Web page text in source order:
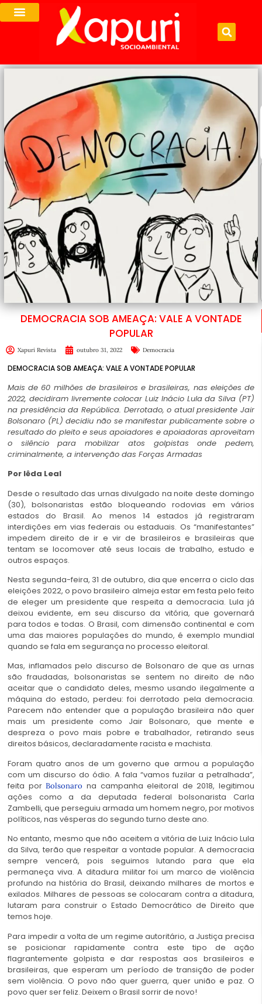
DEMOCRACIA SOB AMEAÇA: VALE A VONTADE
POPULAR
Xapuri Revista outubro 31, 2022 Democracia
DEMOCRACIA SOB AMEAÇA: VALE A VONTADE POPULAR
Mais de 60 milhões de brasileiros e brasileiras, nas eleições de
2022, decidiram livremente colocar Luiz Inácio Lula da Silva (PT)
na presidência da República. Derrotado, o atual presidente Jair
Bolsonaro (PL) decidiu não se manifestar publicamente sobre o
resultado do pleito e seus apoiadores e apoiadoras aproveitam
o silêncio para mobilizar atos golpistas onde pedem,
criminalmente, a intervenção das Forças Armadas
Por Iêda Leal
Desde o resultado das urnas divulgado na noite deste domingo
(30), bolsonaristas estão bloqueando rodovias em vários
estados do Brasil. Ao menos 14 estados já registraram
interdições em vias federais ou estaduais. Os “manifestantes”
impedem direito de ir e vir de brasileiros e brasileiras que
tentam se locomover até seus locais de trabalho, estudo e
outros espaços.
Nesta segunda-feira, 31 de outubro, dia que encerra o ciclo das
eleições 2022, o povo brasileiro almeja estar em festa pelo feito
de eleger um presidente que respeita a democracia. Lula já
deixou evidente, em seu discurso da vitória, que governará
para todos e todas. O Brasil, com dimensão continental e com
uma das maiores populações do mundo, é exemplo mundial
quando se fala em segurança no processo eleitoral.
Mas, inflamados pelo discurso de Bolsonaro de que as urnas
são fraudadas, bolsonaristas se sentem no direito de não
aceitar que o candidato deles, mesmo usando ilegalmente a
máquina do estado, perdeu: foi derrotado pela democracia.
Parecem não entender que a população brasileira não quer
mais um presidente como Jair Bolsonaro, que mente e
despreza o povo mais pobre e trabalhador, retirando seus
direitos básicos, declaradamente racista e machista.
Foram quatro anos de um governo que armou a população
com um discurso do ódio. A fala “vamos fuzilar a petralhada”,
feita porBolsonaro na campanha eleitoral de 2018, legitimou
ações como a da deputada federal bolsonarista Carla
Zambelli, que perseguiu armada um homem negro, por motivos
políticos, nas vésperas do segundo turno deste ano.
No entanto, mesmo que não aceitem a vitória de Luiz Inácio Lula
da Silva, terão que respeitar a vontade popular. A democracia
sempre vencerá, pois seguimos lutando para que ela
permaneça viva. A ditadura militar foi um marco de violência
profundo na história do Brasil, deixando milhares de mortos e
exilados. Milhares de pessoas se colocaram contra a ditadura,
lutaram para construir o Estado Democrático de Direito que
temos hoje.
Para impedir a volta de um regime autoritário, a Justiça precisa
se posicionar rapidamente contra este tipo de ação
flagrantemente golpista e dar respostas aos brasileiros e
brasileiras, que esperam um período de transição de poder
sem violência. O povo não quer guerra, quer união e paz. O
povo quer ser feliz. Deixem o Brasil sorrir de novo!